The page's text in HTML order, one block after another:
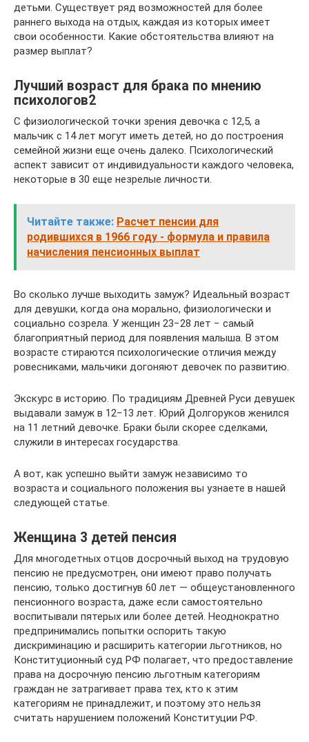
детьми. Существует ряд возможностей для более
раннего выхода на отдых, каждая из которых имеет
свои особенности. Какие обстоятельства влияют на
размер выплат?
Лучший возраст для брака по мнению
психологов2
С физиологической точки зрения девочка с 12,5, а
мальчик с 14 лет могут иметь детей, но до построения
семейной жизни еще очень далеко. Психологический
аспект зависит от индивидуальности каждого человека,
некоторые в 30 еще незрелые личности.
Читайте также: Расчет пенсии для
родившихся в 1966 году - формула и правила
начисления пенсионных выплат
Во сколько лучше выходить замуж? Идеальный возраст
для девушки, когда она морально, физиологически и
социально созрела. У женщин 23−28 лет − самый
благоприятный период для появления малыша. В этом
возрасте стираются психологические отличия между
ровесниками, мальчики догоняют девочек по развитию.
Экскурс в историю. По традициям Древней Руси девушек
выдавали замуж в 12−13 лет. Юрий Долгоруков женился
на 11 летний девочке. Браки были скорее сделками,
служили в интересах государства.
А вот, как успешно выйти замуж независимо то
возраста и социального положения вы узнаете в нашей
следующей статье.
Женщина 3 детей пенсия
Для многодетных отцов досрочный выход на трудовую
пенсию не предусмотрен, они имеют право получать
пенсию, только достигнув 60 лет — общеустановленного
пенсионного возраста, даже если самостоятельно
воспитывали пятерых или более детей. Неоднократно
предпринимались попытки оспорить такую
дискриминацию и расширить категории льготников, но
Конституционный суд РФ полагает, что предоставление
права на досрочную пенсию льготным категориям
граждан не затрагивает права тех, кто к этим
категориям не принадлежит, и поэтому это нельзя
считать нарушением положений Конституции РФ.